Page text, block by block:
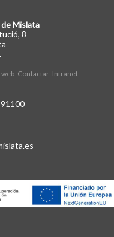
Mislata
8
web Contactar Intranet